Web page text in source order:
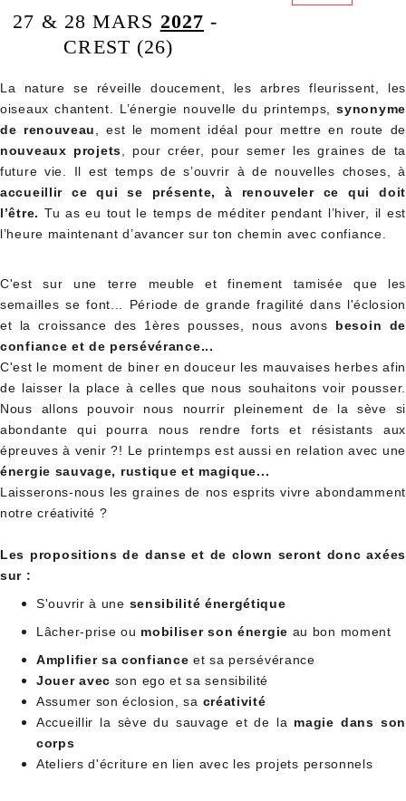
27 & 28 MARS 2027 -
CREST (26)
La nature se réveille doucement, les arbres fleurissent, les
oiseaux chantent. L’énergie nouvelle du printemps,synonyme
de renouveau
, est le moment idéal pour mettre en route de
nouveaux projets , pour créer, pour semer les graines de ta
future vie. Il est temps de s’ouvrir à de nouvelles choses, à
accueillir ce qui se présente, à renouveler ce qui doit
l’être. Tu as eu tout le temps de méditer pendant l’hiver, il est
l’heure maintenant d’avancer sur ton chemin avec confiance.
C'est sur une terre meuble et finement tamisée que les
semailles se font... Période de grande fragilité dans l'éclosion
et la croissance des 1ères pousses, nous avons besoin de
confiance et de persévérance...
C'est le moment de biner en douceur les mauvaises herbes afin
de laisser la place à celles que nous souhaitons voir pousser.
Nous allons pouvoir nous nourrir pleinement de la sève si
abondante qui pourra nous rendre forts et résistants aux
épreuves à venir ?! Le printemps est aussi en relation avec une
énergie sauvage, rustique et magique...
Laisserons-nous les graines de nos esprits vivre abondamment
notre créativité ?
Les propositions de danse et de clown seront donc axées
sur :
S'ouvrir à une sensibilité énergétique
Lâcher-prise ou mobiliser son énergie au bon moment
Amplifier sa confiance et sa persévérance
Jouer avec son ego et sa sensibilité
Assumer son éclosion, sa créativité
Accueillir la sève du sauvage et de la magie dans son
corps
Ateliers d'écriture en lien avec les projets personnels